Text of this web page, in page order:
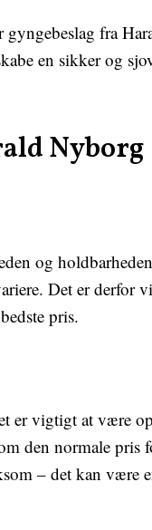
gyngebeslag fra
en sikker og
Nyborg
og
Det er derfor
pris.
er vigtigt at være
den normale pris
– det kan være